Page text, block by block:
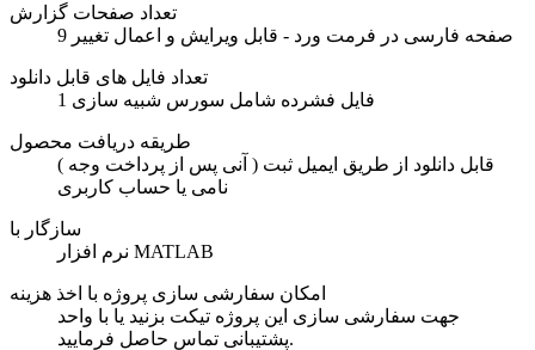
تعداد صفحات گزارش
9 صفحه فارسی در فرمت ورد - قابل ویرایش و اعمال تغییر
تعداد فایل های قابل دانلود
1 فایل فشرده شامل سورس شبیه سازی
طریقه دریافت محصول
( آنی پس از پرداخت وجه ) قابل دانلود از طریق ایمیل ثبت
نامی یا حساب کاربری
سازگار با
نرم افزار MATLAB
امکان سفارشی سازی پروژه با اخذ هزینه
جهت سفارشی سازی این پروژه تیکت بزنید یا با واحد
پشتیبانی تماس حاصل فرمایید.